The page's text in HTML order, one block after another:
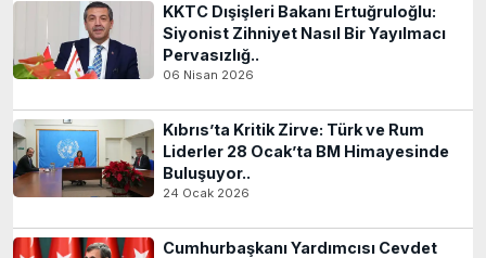
KKTC Dışişleri Bakanı Ertuğruloğlu:
Siyonist Zihniyet Nasıl Bir Yayılmacı
Pervasızlığ..
06 Nisan 2026
Kıbrıs’ta Kritik Zirve: Türk ve Rum
Liderler 28 Ocak’ta BM Himayesinde
Buluşuyor..
24 Ocak 2026
Cumhurbaşkanı Yardımcısı Cevdet